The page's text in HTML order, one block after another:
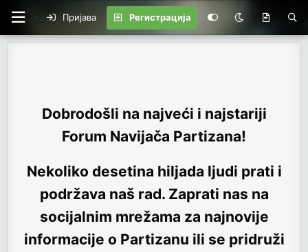
Пријава Регистрација
Dobrodošli na najveći i najstariji
Forum Navijača Partizana!
Nekoliko desetina hiljada ljudi prati i
podržava naš rad. Zaprati nas na
socijalnim mrežama za najnovije
informacije o Partizanu ili se pridruži